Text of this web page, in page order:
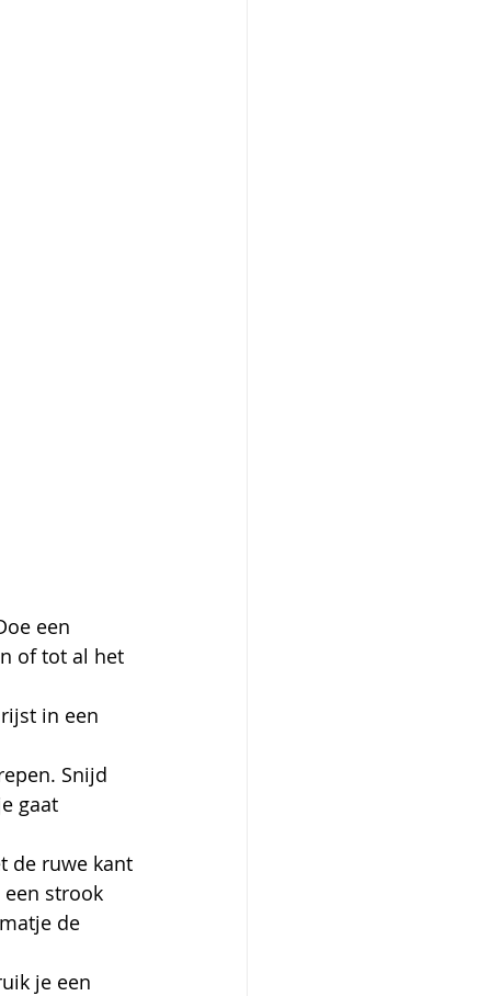
een
of tot al het
in een
Snijd
gaat
de ruwe kant
strook
de
je een